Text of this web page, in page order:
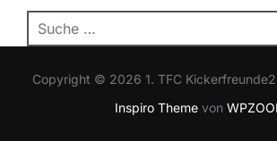
Suchen
nach:
Copyright © 2026 1. TFC
Inspiro Theme von